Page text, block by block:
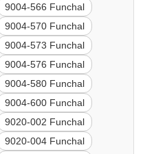
9004-566 Funchal
9004-570 Funchal
9004-573 Funchal
9004-576 Funchal
9004-580 Funchal
9004-600 Funchal
9020-002 Funchal
9020-004 Funchal